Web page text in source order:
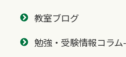
教室ブログ
勉強・受験情報コラ